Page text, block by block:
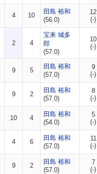
4 10
田島 裕和
(56.0)
12
(-)
2 4
宝来 城多
郎
(57.0)
10
(-)
9 5
田島 裕和
(57.0)
9
(-)
9 2
田島 裕和
(57.0)
8
(-)
10 4
田島 裕和
(54.0)
5
(-)
4 6
田島 裕和
(57.0)
11
(-)
9 2
田島 裕和
(57.0)
7
(-)